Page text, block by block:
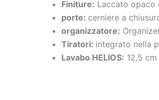
Finiture: Laccato opaco
porte: cerniere a
organizzatore:
Tiratori: integrato nella
Lavabo HELIOS: 12,5